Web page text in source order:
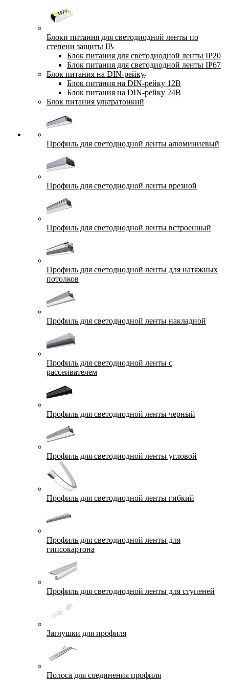
Блоки питания для светодиодной ленты по
степени защиты IP
Блок питания для светодиодной ленты IP20
Блок питания для светодиодной ленты IP67
Блок питания на DIN-рейку
Блок питания на DIN-рейку 12В
Блок питания на DIN-рейку 24В
Блок питания ультратонкий
Профиль для светодиодной ленты алюминиевый
Профиль для светодиодной ленты врезной
Профиль для светодиодной ленты встроенный
Профиль для светодиодной ленты для натяжных
потолков
Профиль для светодиодной ленты накладной
Профиль для светодиодной ленты с
рассеивателем
Профиль для светодиодной ленты черный
Профиль для светодиодной ленты угловой
Профиль для светодиодной ленты гибкий
Профиль для светодиодной ленты для
гипсокартона
Профиль для светодиодной ленты для ступеней
Заглушки для профиля
Полоса для соединения профиля